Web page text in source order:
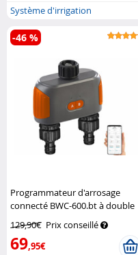
Système d'irrigation
automatique pa...
Programmateur d'arrosage
connecté BWC-600.bt à double
Royal Gardineer
129,90€ Prix conseillé
69,95€
-46 %